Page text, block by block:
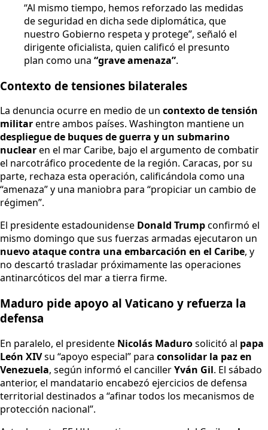
“Al mismo tiempo, hemos reforzado las medidas
de seguridad en dicha sede diplomática, que
nuestro Gobierno respeta y protege”, señaló el
dirigente oficialista, quien calificó el presunto
plan como una “grave amenaza”.
Contexto de tensiones bilaterales
La denuncia ocurre en medio de un contexto de tensión
militarentre ambos países. Washington mantiene un
despliegue de buques de guerra y un submarino
nuclearen el mar Caribe, bajo el argumento de combatir
el narcotráfico procedente de la región. Caracas, por su
parte, rechaza esta operación, calificándola como una
“amenaza” y una maniobra para “propiciar un cambio de
régimen”.
El presidente estadounidense Donald Trumpconfirmó el
mismo domingo que sus fuerzas armadas ejecutaron un
nuevo ataque contra una embarcación en el Caribe, y
no descartó trasladar próximamente las operaciones
antinarcóticos del mar a tierra firme.
Maduro pide apoyo al Vaticano y refuerza la
defensa
En paralelo, el presidente Nicolás Madurosolicitó al papa
León XIVsu “apoyo especial” para consolidar la paz en
Venezuela, según informó el cancillerYván Gil. El sábado
anterior, el mandatario encabezó ejercicios de defensa
territorial destinados a “afinar todos los mecanismos de
protección nacional”.